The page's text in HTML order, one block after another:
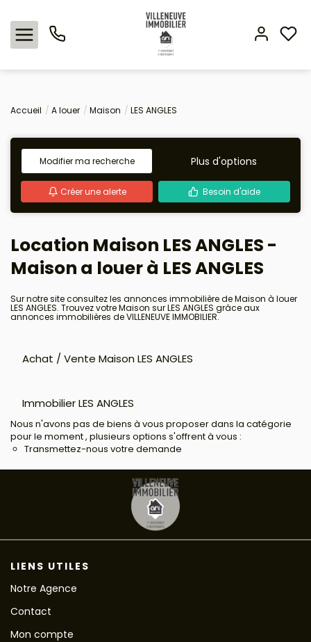
Nos offres
Expertise immobilière
L'agence
Estimation
Avis clients
Accueil A louer Maison LES ANGLES
Modifier ma recherche Plus d'options
Créer une alerte Besoin d'aide
Location Maison LES ANGLES -
Maison a louer à LES ANGLES
Sur notre site consultez les annonces immobilière de Maison à louer
LES ANGLES. Trouvez votre Maison sur LES ANGLES grâce aux
annonces immobilières de VILLENEUVE IMMOBILIER.
Achat / Vente Maison LES ANGLES
Immobilier LES ANGLES
Nous n'avons pas de biens à vous proposer dans la catégorie
pour le moment , plusieurs options s'offrent à vous :
Transmettez-nous votre demande
LIENS UTILES
Notre Agence
Contact
Mon compte